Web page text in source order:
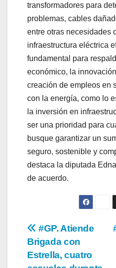
transformadores para
problemas, cables
entre otras necesidades
infraestructura eléctrica
fundamental para
económico, la
creación de empleos en
con la energía, como lo
la inversión en
ser una prioridad para
busque garantizar un
seguro, sostenible y
destaca la diputada
de acuerdo.
Navegación
de
#GP. Atiende
Brigada con
Estrella, cuatro